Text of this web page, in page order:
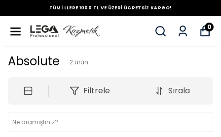
TÜM İLLERE 1000 TL VE ÜZERİ ÜCRETSİZ KARGO!
0
Absolute 2 ürün
Filtrele Sırala